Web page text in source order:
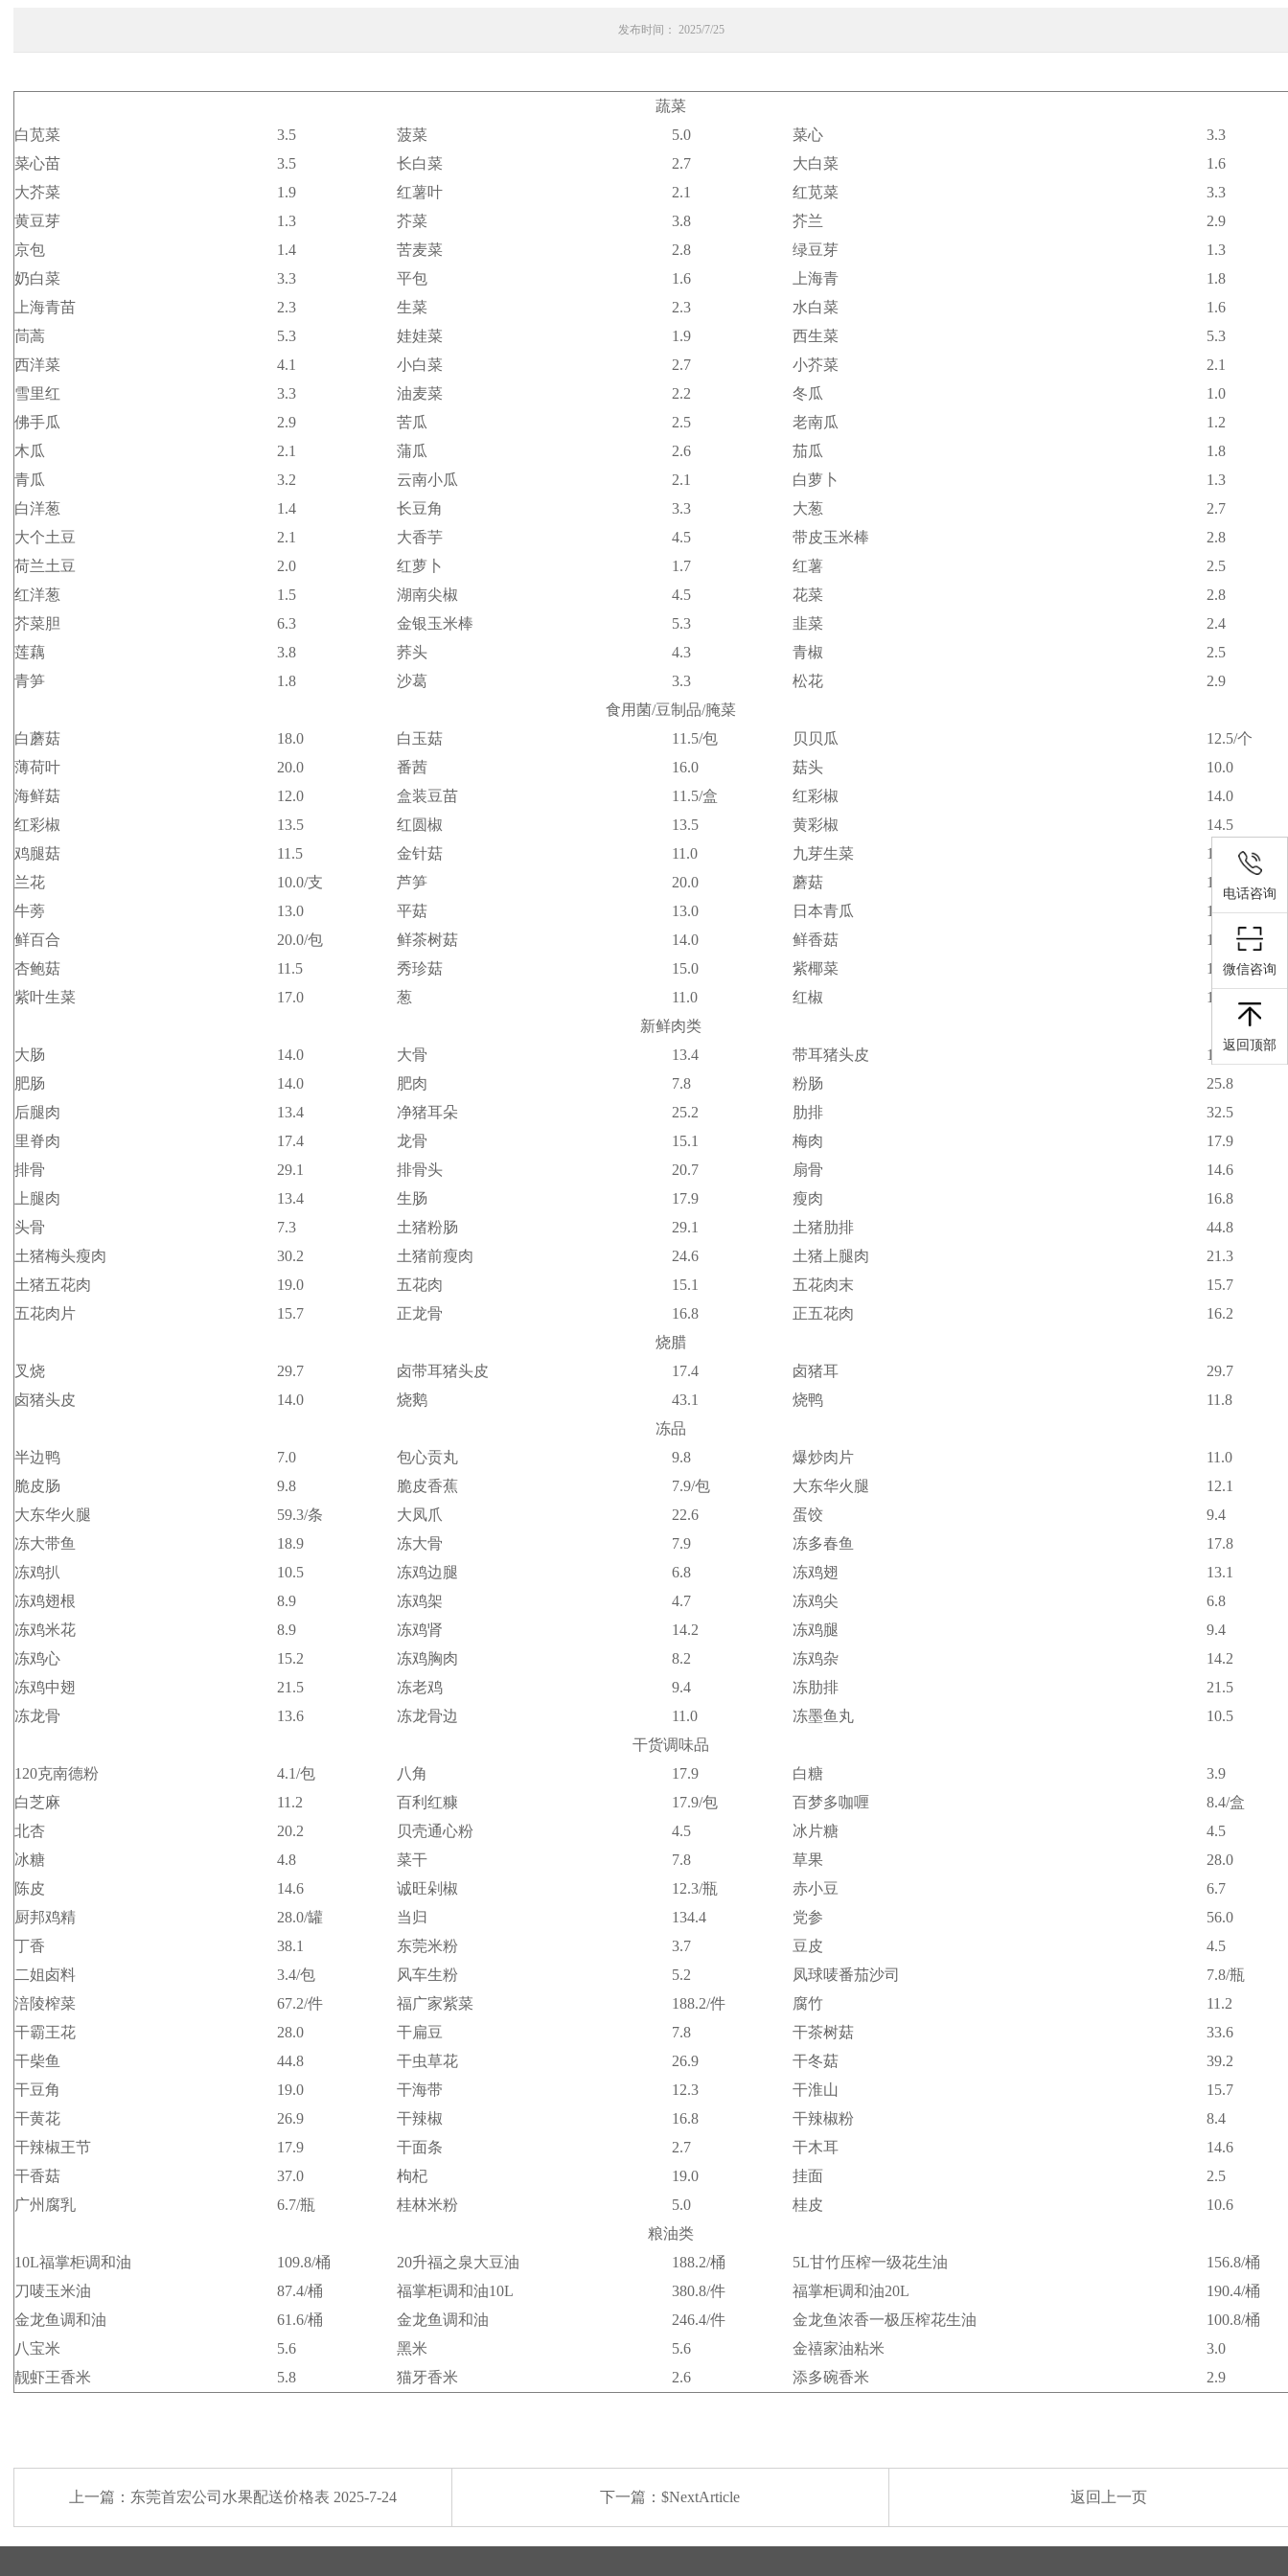
发布时间： 2025/7/25
蔬菜
白苋菜
3.5 菠菜 5.0 菜心
3.3
菜心苗
3.5 长白菜 2.7 大白菜
1.6
大芥菜
1.9 红薯叶 2.1 红苋菜
3.3
黄豆芽
1.3 芥菜 3.8 芥兰
2.9
京包
1.4 苦麦菜 2.8 绿豆芽
1.3
奶白菜
3.3 平包 1.6 上海青
1.8
上海青苗
2.3 生菜 2.3 水白菜
1.6
茼蒿
5.3 娃娃菜 1.9 西生菜
5.3
西洋菜
4.1 小白菜 2.7 小芥菜
2.1
雪里红
3.3 油麦菜 2.2 冬瓜
1.0
佛手瓜
2.9 苦瓜 2.5 老南瓜
1.2
木瓜
2.1 蒲瓜 2.6 茄瓜
1.8
青瓜
3.2 云南小瓜 2.1 白萝卜
1.3
白洋葱
1.4 长豆角 3.3 大葱
2.7
大个土豆
2.1 大香芋 4.5 带皮玉米棒
2.8
荷兰土豆
2.0 红萝卜 1.7 红薯
2.5
红洋葱
1.5 湖南尖椒 4.5 花菜
2.8
芥菜胆
6.3 金银玉米棒 5.3 韭菜
2.4
莲藕
3.8 荞头 4.3 青椒
2.5
青笋
1.8 沙葛 3.3 松花
2.9
食用菌/豆制品/腌菜
白蘑菇
18.0 白玉菇 11.5/包 贝贝瓜
12.5/个
薄荷叶
20.0 番茜 16.0 菇头
10.0
海鲜菇
12.0 盒装豆苗 11.5/盒 红彩椒
14.0
红彩椒
13.5 红圆椒 13.5 黄彩椒
14.5
鸡腿菇
11.5 金针菇 11.0 九芽生菜
16.0
兰花
10.0/支 芦笋 20.0 蘑菇
18.0
牛蒡
13.0 平菇 13.0 日本青瓜
14.0
鲜百合
20.0/包 鲜茶树菇 14.0 鲜香菇
13.0
杏鲍菇
11.5 秀珍菇 15.0 紫椰菜
11.5
紫叶生菜
17.0 葱 11.0 红椒
13.5
新鲜肉类
大肠
14.0 大骨 13.4 带耳猪头皮
14.6
肥肠
14.0 肥肉 7.8 粉肠
25.8
后腿肉
13.4 净猪耳朵 25.2 肋排
32.5
里脊肉
17.4 龙骨 15.1 梅肉
17.9
排骨
29.1 排骨头 20.7 扇骨
14.6
上腿肉
13.4 生肠 17.9 瘦肉
16.8
头骨
7.3 土猪粉肠 29.1 土猪肋排
44.8
土猪梅头瘦肉
30.2 土猪前瘦肉 24.6 土猪上腿肉
21.3
土猪五花肉
19.0 五花肉 15.1 五花肉末
15.7
五花肉片
15.7 正龙骨 16.8 正五花肉
16.2
烧腊
叉烧
29.7 卤带耳猪头皮 17.4 卤猪耳
29.7
卤猪头皮
14.0 烧鹅 43.1 烧鸭
11.8
冻品
半边鸭
7.0 包心贡丸 9.8 爆炒肉片
11.0
脆皮肠
9.8 脆皮香蕉 7.9/包 大东华火腿
12.1
大东华火腿
59.3/条 大凤爪 22.6 蛋饺
9.4
冻大带鱼
18.9 冻大骨 7.9 冻多春鱼
17.8
冻鸡扒
10.5 冻鸡边腿 6.8 冻鸡翅
13.1
冻鸡翅根
8.9 冻鸡架 4.7 冻鸡尖
6.8
冻鸡米花
8.9 冻鸡肾 14.2 冻鸡腿
9.4
冻鸡心
15.2 冻鸡胸肉 8.2 冻鸡杂
14.2
冻鸡中翅
21.5 冻老鸡 9.4 冻肋排
21.5
冻龙骨
13.6 冻龙骨边 11.0 冻墨鱼丸
10.5
干货调味品
120克南德粉
4.1/包 八角 17.9 白糖
3.9
白芝麻
11.2 百利红糠 17.9/包 百梦多咖喱
8.4/盒
北杏
20.2 贝壳通心粉 4.5 冰片糖
4.5
冰糖
4.8 菜干 7.8 草果
28.0
陈皮
14.6 诚旺剁椒 12.3/瓶 赤小豆
6.7
厨邦鸡精
28.0/罐 当归 134.4 党参
56.0
丁香
38.1 东莞米粉 3.7 豆皮
4.5
二姐卤料
3.4/包 风车生粉 5.2 凤球唛番茄沙司
7.8/瓶
涪陵榨菜
67.2/件 福广家紫菜 188.2/件 腐竹
11.2
干霸王花
28.0 干扁豆 7.8 干茶树菇
33.6
干柴鱼
44.8 干虫草花 26.9 干冬菇
39.2
干豆角
19.0 干海带 12.3 干淮山
15.7
干黄花
26.9 干辣椒 16.8 干辣椒粉
8.4
干辣椒王节
17.9 干面条 2.7 干木耳
14.6
干香菇
37.0 枸杞 19.0 挂面
2.5
广州腐乳
6.7/瓶 桂林米粉 5.0 桂皮
10.6
粮油类
10L福掌柜调和油
109.8/桶 20升福之泉大豆油 188.2/桶 5L甘竹压榨一级花生油
156.8/桶
刀唛玉米油
87.4/桶 福掌柜调和油10L 380.8/件 福掌柜调和油20L
190.4/桶
金龙鱼调和油
61.6/桶 金龙鱼调和油 246.4/件 金龙鱼浓香一极压榨花生油
100.8/桶
八宝米
5.6 黑米 5.6 金禧家油粘米
3.0
靓虾王香米
5.8 猫牙香米 2.6 添多碗香米 2.9
上一篇： 东莞首宏公司水果配送价格表 2025-7-24 下一篇：$NextArticle 返回上一页
电话咨询
微信咨询
返回顶部